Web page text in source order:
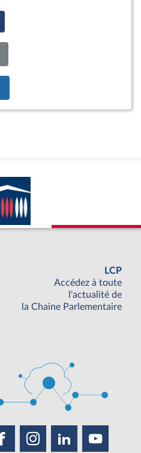
LCP
Accédez à toute
l'actualité de
la Chaine Parlementaire